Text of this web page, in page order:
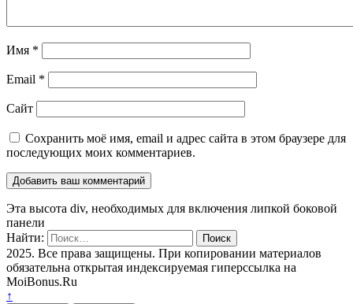
Имя *
Email *
Сайт
Сохранить моё имя, email и адрес сайта в этом браузере для
последующих моих комментариев.
Эта высота div, необходимых для включения липкой боковой
панели
Найти:
2025. Все права защищены. При копировании материалов
обязательна открытая индексируемая гиперссылка на
MoiBonus.Ru
↑